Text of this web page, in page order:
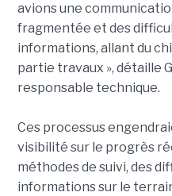
avions une
fragmentée et des
informations, allant du
partie travaux », détaille
responsable technique.
Ces processus
visibilité sur le progrès
méthodes de suivi, des
informations sur le